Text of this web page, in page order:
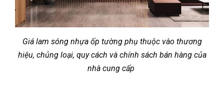
Giá lam sóng nhựa ốp tường phụ thuộc vào thương
hiệu, chủng loại, quy cách và chính sách bán hàng của
nhà cung cấp